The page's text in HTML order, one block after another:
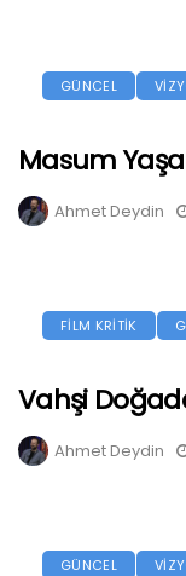
GÜNCEL
Masum
Ahmet Deydin
FİLM KRİTİK
Vahşi
Ahmet Deydin
GÜNCEL